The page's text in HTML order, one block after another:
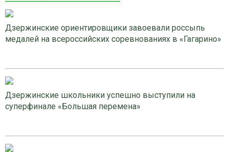
Дзержинские ориентировщики завоевали россыпь
медалей на всероссийских соревнованиях в «Гагарино»
Дзержинские школьники успешно выступили на
суперфинале «Большая перемена»